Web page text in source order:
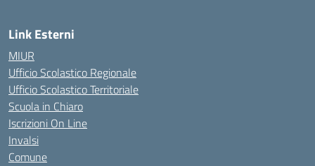
Link Esterni
MIUR
Ufficio Scolastico Regionale
Ufficio Scolastico Territoriale
Scuola in Chiaro
Iscrizioni On Line
Invalsi
Comune